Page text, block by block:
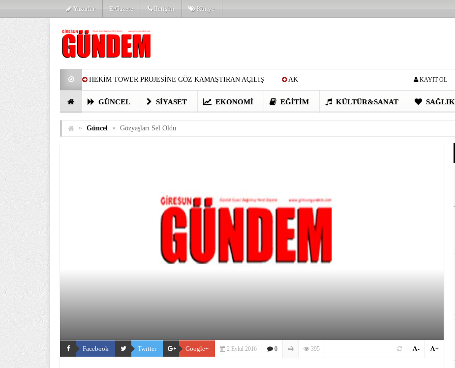
Yazarlar E-Gazete İletişim Künye
HEKİM TOWER PROJESİNE GÖZ KAMAŞTIRAN AÇILIŞ AK
PARTİ’DE YENİ YÜZLER HARUN CİCİ: VİDEOYU GÖRÜNCE
KAYIT OL
GÜNCEL SIYASET EKONOMI EĞITIM KÜLTÜR&SANAT SAĞLIK
» Güncel » Gözyaşları Sel Oldu
Facebook Twitter Google+ 2 Eylül 2016 0 395 +
-